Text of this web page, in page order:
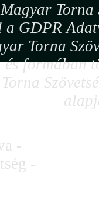
Torna
GDPR
Torna
formában
-
-